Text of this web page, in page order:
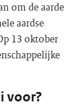
om de aarde
aardse
13 oktober
voor?